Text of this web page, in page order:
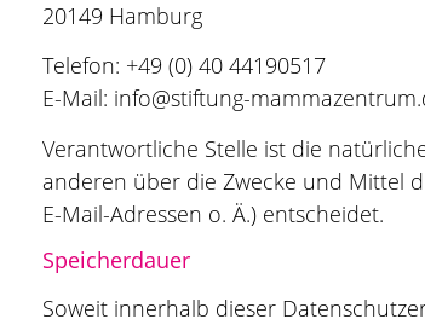
20149 Hamburg
Telefon: +49 (0) 40 44190517
E-Mail: info@stiftung-
Verantwortliche Stelle ist die
anderen über die Zwecke und Mittel
E-Mail-Adressen o. Ä.) entscheidet.
Speicherdauer
Soweit innerhalb dieser